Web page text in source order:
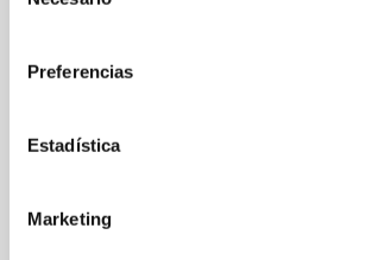
Preferencias
Estadística
Marketing
aplicar 2-3
agua.
hasta su completa absorción.
aplicar